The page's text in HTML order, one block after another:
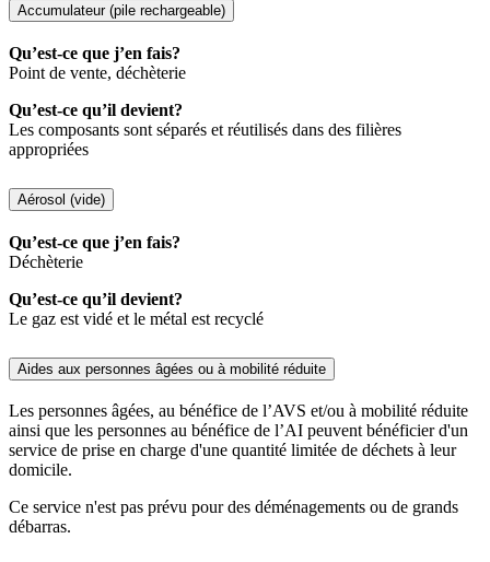
Accumulateur (pile rechargeable)
Qu’est-ce que j’en fais?
Point de vente, déchèterie
Qu’est-ce qu’il devient?
Les composants sont séparés et réutilisés dans des filières
appropriées
Aérosol (vide)
Qu’est-ce que j’en fais?
Déchèterie
Qu’est-ce qu’il devient?
Le gaz est vidé et le métal est recyclé
Aides aux personnes âgées ou à mobilité réduite
Les personnes âgées, au bénéfice de l’AVS et/ou à mobilité réduite
ainsi que les personnes au bénéfice de l’AI peuvent bénéficier d'un
service de prise en charge d'une quantité limitée de déchets à leur
domicile.
Ce service n'est pas prévu pour des déménagements ou de grands
débarras.